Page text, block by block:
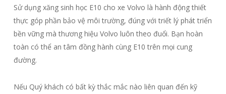
Sử dụng xăng sinh học E10 cho xe Volvo là hành động thiết
thực góp phần bảo vệ môi trường, đúng với triết lý phát triển
bền vững mà thương hiệu Volvo luôn theo đuổi. Bạn hoàn
toàn có thể an tâm đồng hành cùng E10 trên mọi cung
đường.
Nếu Quý khách có bất kỳ thắc mắc nào liên quan đến kỹ